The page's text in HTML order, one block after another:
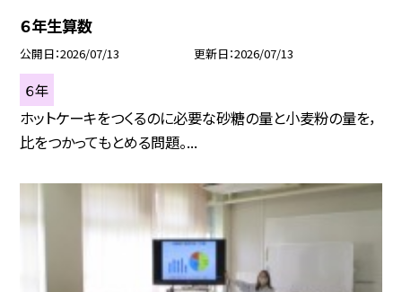
６年生算数
公開日 2026/07/13 更新日 2026/07/13
６年
ホットケーキをつくるのに必要な砂糖の量と小麦粉の量を，
比をつかってもとめる問題。...